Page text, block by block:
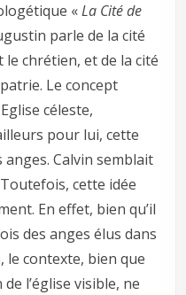
«La Cité de
parle de la cité
chrétien, et de la cité
Le concept
céleste,
pour lui, cette
Calvin semblait
cette idée
En effet, bien qu’il
des anges élus dans
le contexte, bien que
l’église visible, ne